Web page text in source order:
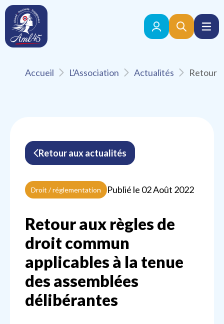
Accueil L'Association Actualités
Retour aux actualités
Droit / réglementation Publié le 02 Août 2022
Retour aux règles de
droit commun
applicables à la tenue
des assemblées
délibérantes